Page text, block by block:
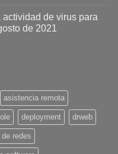
actividad de virus para
de 2021
asistencia remota
deployment drweb
redes